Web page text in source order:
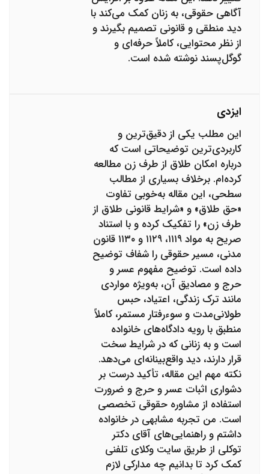
آگاهی حقوقی، به زنان کمک می‌کند با
دید منطقی و قانونی تصمیم بگیرند و
از نظر محتوایی، کاملاً حرفه‌ای و
گوگل‌پسند نوشته شده است.
ایزدی
این مطلب یکی از دقیق‌ترین و
کاربردی‌ترین توضیحاتی است که
درباره امکان طلاق از طرف زن مطالعه
کرده‌ام. برخلاف بسیاری از مطالب
سطحی، این مقاله به‌خوبی تفاوت
«حق طلاق» و «شرایط قانونی طلاق از
طرف زن» را تفکیک کرده و با استناد
صریح به مواد ۱۱۱۹، ۱۱۲۹ و ۱۱۳۰ قانون
مدنی، مسیر حقوقی را شفاف توضیح
داده است. توضیح مفهوم عسر و
حرج و مصادیق آن، به‌ویژه مواردی
مانند ترک زندگی، اعتیاد، حبس
طولانی‌مدت و سوءرفتار مستمر، کاملاً
منطبق با رویه دادگاه‌های خانواده
است و به زنانی که در شرایط سخت
قرار دارند، دید واقع‌بینانه‌ای می‌دهد.
نکته مهم این مقاله، تأکید درست بر
دشواری اثبات عسر و حرج و ضرورت
استفاده از مشاوره حقوقی تخصصی
است. من تجربه مشابهی در خانواده
داشتم و راهنمایی‌های آقای دکتر
توکلی از طریق سایت وکلای تلفنی
کمک کرد تا بدانیم چه مدارکی لازم